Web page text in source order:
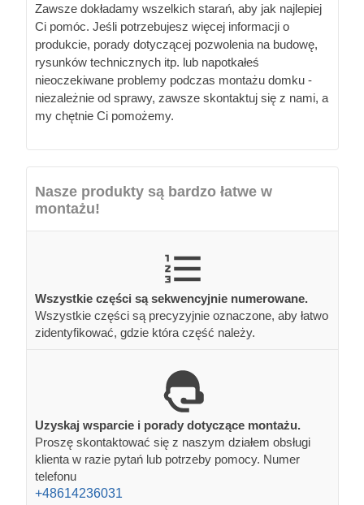
Zawsze dokładamy wszelkich starań, aby jak najlepiej
Ci pomóc. Jeśli potrzebujesz więcej informacji o
produkcie, porady dotyczącej pozwolenia na budowę,
rysunków technicznych itp. lub napotkałeś
nieoczekiwane problemy podczas montażu domku -
niezależnie od sprawy, zawsze skontaktuj się z nami, a
my chętnie Ci pomożemy.
Nasze produkty są bardzo łatwe w
montażu!
Wszystkie części są sekwencyjnie numerowane.
Wszystkie części są precyzyjnie oznaczone, aby łatwo
zidentyfikować, gdzie która część należy.
Uzyskaj wsparcie i porady dotyczące montażu.
Proszę skontaktować się z naszym działem obsługi
klienta w razie pytań lub potrzeby pomocy. Numer
telefonu
+48614236031